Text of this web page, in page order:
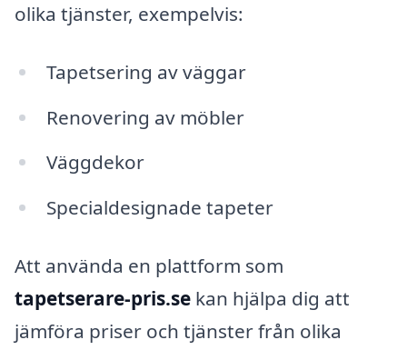
olika tjänster, exempelvis:
Tapetsering av väggar
Renovering av möbler
Väggdekor
Specialdesignade tapeter
Att använda en plattform som
tapetserare-pris.se kan hjälpa dig att
jämföra priser och tjänster från olika